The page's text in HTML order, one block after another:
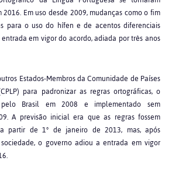
Em uso desde 2009, mudanças como o fim
para o uso do hífen e de acentos diferenciais
em vigor do acordo, adiada por três anos
Estados-Membros da Comunidade de Países
para padronizar as regras ortográficas, o
Brasil em 2008 e implementado sem
A previsão inicial era que as regras fossem
partir de 1° de janeiro de 2013, mas, após
o governo adiou a entrada em vigor